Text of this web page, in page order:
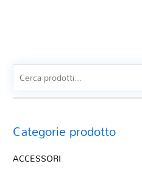
Categorie prodotto
ACCESSORI